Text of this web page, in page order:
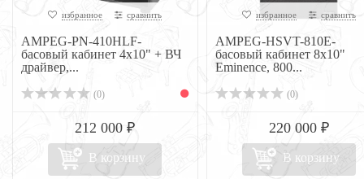
избранное сравнить
AMPEG-PN-410HLF-
басовый кабинет 4х10" + ВЧ
драйвер,...
(0)
212 000 ₽
В корзину
избранное сравнить
AMPEG-HSVT-810E-
басовый кабинет 8х10"
Eminence, 800...
(0)
220 000 ₽
В корзину